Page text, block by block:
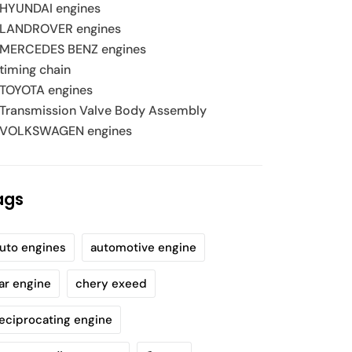
HYUNDAI engines
LANDROVER engines
MERCEDES BENZ engines
timing chain
TOYOTA engines
Transmission Valve Body Assembly
VOLKSWAGEN engines
engines automotive engine
engine chery exeed
engine